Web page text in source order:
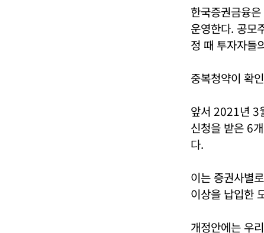
한국증권금융
운영한다. 공모
정 때 투자자들
중복청약이 확
앞서 2021년 3
신청을 받은 6
다.
이는 증권사별
이상을 납입한
개정안에는 우